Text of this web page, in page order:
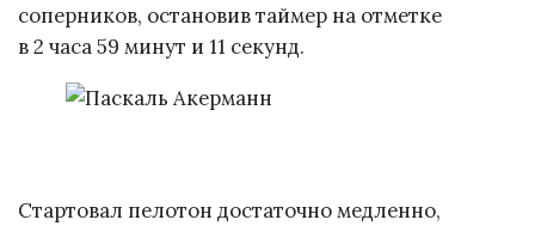
соперников, остановив таймер на отметке
в 2 часа 59 минут и 11 секунд.
Стартовал пелотон достаточно медленно,